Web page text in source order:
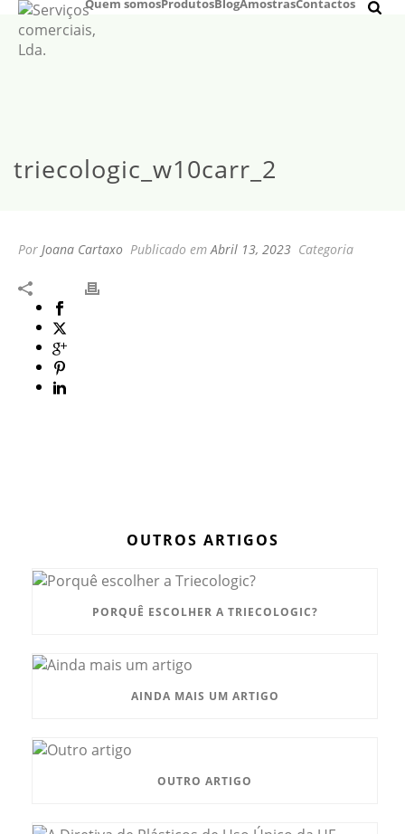
Quem somosProdutosBlogAmostrasContactos
triecologic_w10carr_2
Por Joana Cartaxo Publicado emAbril 13, 2023 Categoria
OUTROS ARTIGOS
PORQUÊ ESCOLHER A TRIECOLOGIC?
AINDA MAIS UM ARTIGO
OUTRO ARTIGO